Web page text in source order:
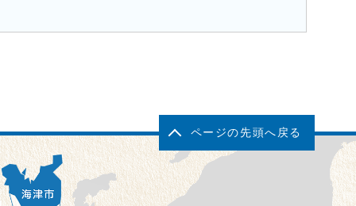
ページの先頭へ戻る